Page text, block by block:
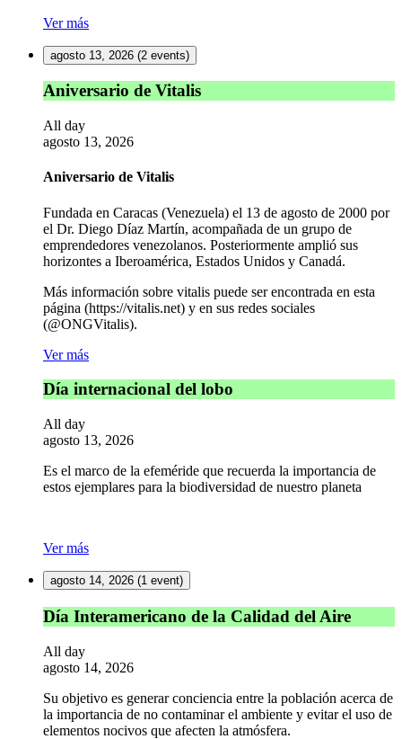
Ver más
agosto 13, 2026 (2 events)
Aniversario
de
Vitalis
Aniversario de Vitalis
All day
agosto 13, 2026
Aniversario de Vitalis
Fundada en Caracas (Venezuela) el 13 de agosto de 2000 por
el Dr. Diego Díaz Martín, acompañada de un grupo de
emprendedores venezolanos. Posteriormente amplió sus
horizontes a Iberoamérica, Estados Unidos y Canadá.
Más información sobre vitalis puede ser encontrada en esta
página (https://vitalis.net) y en sus redes sociales
(@ONGVitalis).
Ver más
Día
internacional
del
lobo
Día internacional del lobo
All day
agosto 13, 2026
Es el marco de la efeméride que recuerda la importancia de
estos ejemplares para la biodiversidad de nuestro planeta
Ver más
agosto 14, 2026 (1 event)
Día
Interamericano
de
la
Calidad
del
Aire
Día Interamericano de la Calidad del Aire
All day
agosto 14, 2026
Su objetivo es generar conciencia entre la población acerca de
la importancia de no contaminar el ambiente y evitar el uso de
elementos nocivos que afecten la atmósfera.